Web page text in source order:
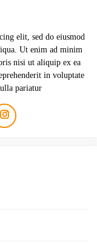
elit, sed do eiusmod
Ut enim ad minim
nisi ut aliquip ex ea
in voluptate
pariatur